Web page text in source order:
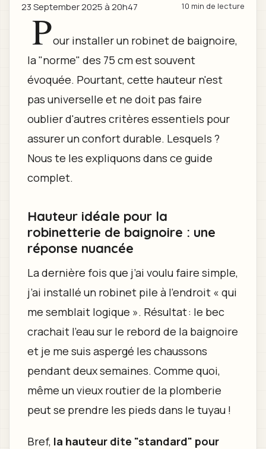
23 September 2025 à 20h47 10 min de lecture
Pour installer un robinet de baignoire,
la "norme" des 75 cm est souvent
évoquée. Pourtant, cette hauteur n'est
pas universelle et ne doit pas faire
oublier d'autres critères essentiels pour
assurer un confort durable. Lesquels ?
Nous te les expliquons dans ce guide
complet.
Hauteur idéale pour la
robinetterie de baignoire : une
réponse nuancée
La dernière fois que j’ai voulu faire simple,
j’ai installé un robinet pile à l’endroit « qui
me semblait logique ». Résultat : le bec
crachait l’eau sur le rebord de la baignoire
et je me suis aspergé les chaussons
pendant deux semaines. Comme quoi,
même un vieux routier de la plomberie
peut se prendre les pieds dans le tuyau !
Bref, la hauteur dite "standard" pour